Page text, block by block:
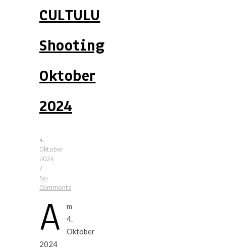
CULTULU
Shooting
Oktober
2024
4.
Oktober
2024
/
No
Comments
A
m
4.
Oktober
2024